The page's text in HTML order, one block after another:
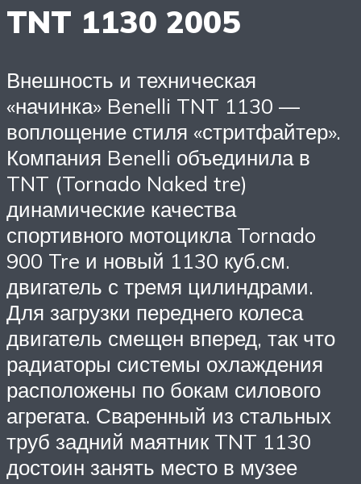
TNT 1130 2005
Внешность и техническая
«начинка» Benelli TNT 1130 —
воплощение стиля «стритфайтер».
Компания Benelli объединила в
TNT (Tornado Naked tre)
динамические качества
спортивного мотоцикла Tornado
900 Tre и новый 1130 куб.см.
двигатель с тремя цилиндрами.
Для загрузки переднего колеса
двигатель смещен вперед, так что
радиаторы системы охлаждения
расположены по бокам силового
агрегата. Сваренный из стальных
труб задний маятник TNT 1130
достоин занять место в музее